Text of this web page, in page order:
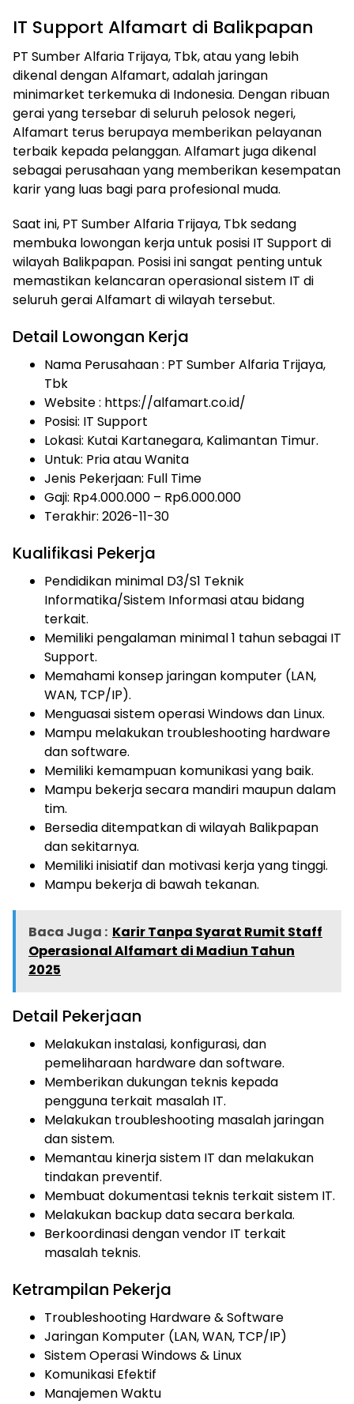
IT Support Alfamart di Balikpapan
PT Sumber Alfaria Trijaya, Tbk, atau yang lebih
dikenal dengan Alfamart, adalah jaringan
minimarket terkemuka di Indonesia. Dengan ribuan
gerai yang tersebar di seluruh pelosok negeri,
Alfamart terus berupaya memberikan pelayanan
terbaik kepada pelanggan. Alfamart juga dikenal
sebagai perusahaan yang memberikan kesempatan
karir yang luas bagi para profesional muda.
Saat ini, PT Sumber Alfaria Trijaya, Tbk sedang
membuka lowongan kerja untuk posisi IT Support di
wilayah Balikpapan. Posisi ini sangat penting untuk
memastikan kelancaran operasional sistem IT di
seluruh gerai Alfamart di wilayah tersebut.
Detail Lowongan Kerja
Nama Perusahaan : PT Sumber Alfaria Trijaya,
Tbk
Website : https://alfamart.co.id/
Posisi: IT Support
Lokasi: Kutai Kartanegara, Kalimantan Timur.
Untuk: Pria atau Wanita
Jenis Pekerjaan: Full Time
Gaji: Rp4.000.000 – Rp6.000.000
Terakhir: 2026-11-30
Kualifikasi Pekerja
Pendidikan minimal D3/S1 Teknik
Informatika/Sistem Informasi atau bidang
terkait.
Memiliki pengalaman minimal 1 tahun sebagai IT
Support.
Memahami konsep jaringan komputer (LAN,
WAN, TCP/IP).
Menguasai sistem operasi Windows dan Linux.
Mampu melakukan troubleshooting hardware
dan software.
Memiliki kemampuan komunikasi yang baik.
Mampu bekerja secara mandiri maupun dalam
tim.
Bersedia ditempatkan di wilayah Balikpapan
dan sekitarnya.
Memiliki inisiatif dan motivasi kerja yang tinggi.
Mampu bekerja di bawah tekanan.
Baca Juga : Karir Tanpa Syarat Rumit Staff
Operasional Alfamart di Madiun Tahun
2025
Detail Pekerjaan
Melakukan instalasi, konfigurasi, dan
pemeliharaan hardware dan software.
Memberikan dukungan teknis kepada
pengguna terkait masalah IT.
Melakukan troubleshooting masalah jaringan
dan sistem.
Memantau kinerja sistem IT dan melakukan
tindakan preventif.
Membuat dokumentasi teknis terkait sistem IT.
Melakukan backup data secara berkala.
Berkoordinasi dengan vendor IT terkait
masalah teknis.
Ketrampilan Pekerja
Troubleshooting Hardware & Software
Jaringan Komputer (LAN, WAN, TCP/IP)
Sistem Operasi Windows & Linux
Komunikasi Efektif
Manajemen Waktu